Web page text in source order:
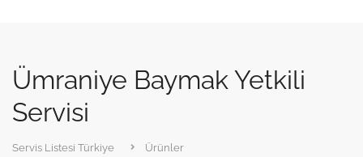
Ümraniye Baymak Yetkili
Servisi
Servis Listesi Türkiye
Ürünler